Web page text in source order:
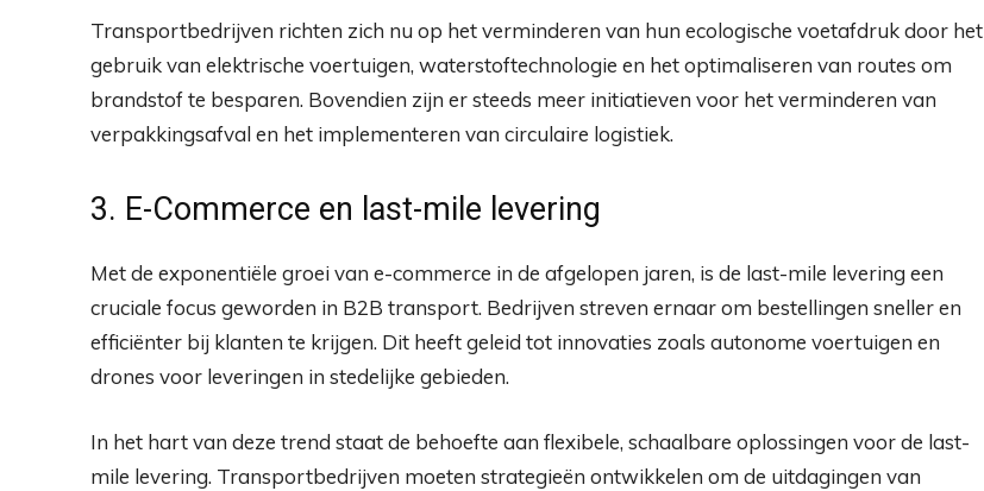
Transportbedrijven richten zich nu op het verminderen van hun ecologische voetafdruk door het
gebruik van elektrische voertuigen, waterstoftechnologie en het optimaliseren van routes om
brandstof te besparen. Bovendien zijn er steeds meer initiatieven voor het verminderen van
verpakkingsafval en het implementeren van circulaire logistiek.
3. E-Commerce en last-mile levering
Met de exponentiële groei van e-commerce in de afgelopen jaren, is de last-mile levering een
cruciale focus geworden in B2B transport. Bedrijven streven ernaar om bestellingen sneller en
efficiënter bij klanten te krijgen. Dit heeft geleid tot innovaties zoals autonome voertuigen en
drones voor leveringen in stedelijke gebieden.
In het hart van deze trend staat de behoefte aan flexibele, schaalbare oplossingen voor de last-
mile levering. Transportbedrijven moeten strategieën ontwikkelen om de uitdagingen van